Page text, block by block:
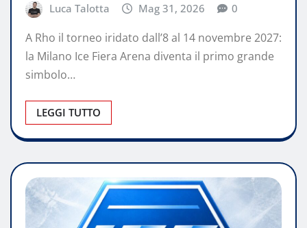
Luca Talotta Mag 31, 2026 0
A Rho il torneo iridato dall’8 al 14 novembre 2027:
la Milano Ice Fiera Arena diventa il primo grande
simbolo…
LEGGI TUTTO